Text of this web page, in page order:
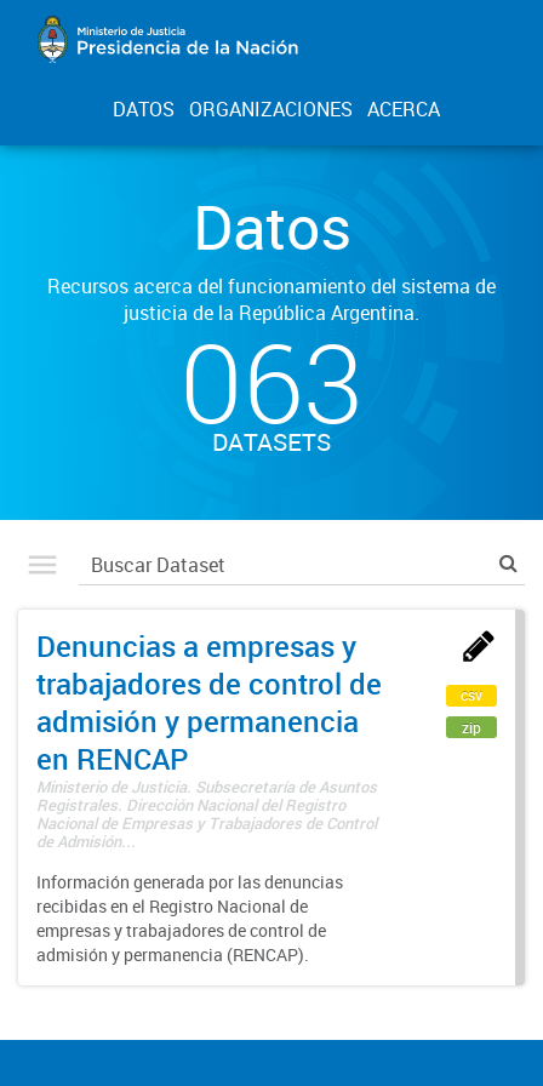
DATOS ORGANIZACIONES ACERCA
Datos
Recursos acerca del funcionamiento del sistema de
justicia de la República Argentina.
063
DATASETS
Denuncias a empresas y
trabajadores de control de
admisión y permanencia
en RENCAP
Ministerio de Justicia. Subsecretaría de Asuntos
Registrales. Dirección Nacional del Registro
Nacional de Empresas y Trabajadores de Control
de Admisión...
Información generada por las denuncias
recibidas en el Registro Nacional de
empresas y trabajadores de control de
admisión y permanencia (RENCAP).
csv
zip